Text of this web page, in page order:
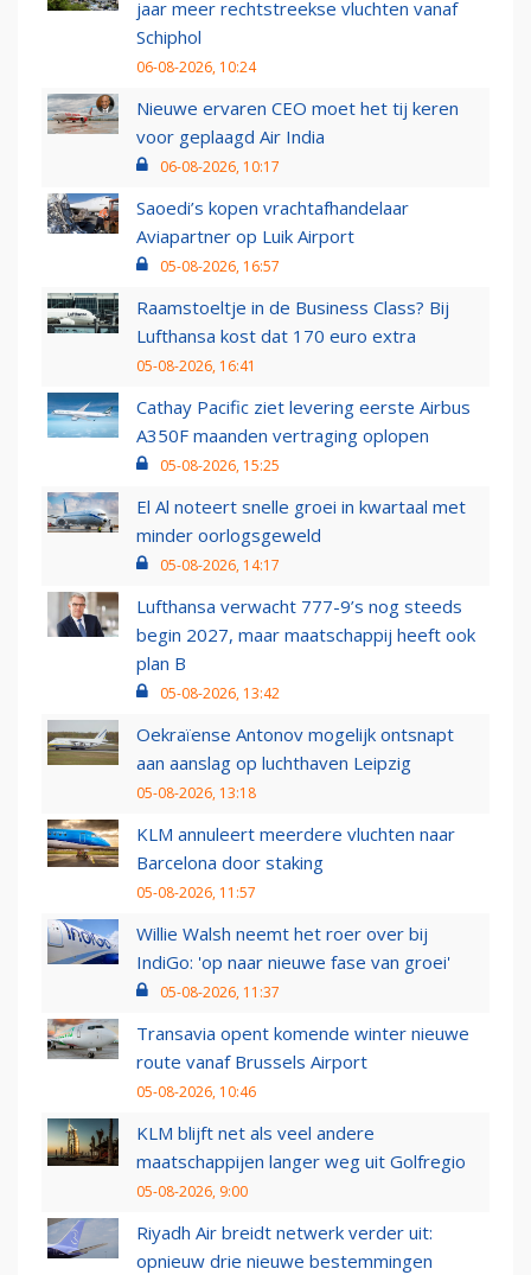
jaar meer rechtstreekse vluchten vanaf
Schiphol
06-08-2026, 10:24
Nieuwe ervaren CEO moet het tij keren
voor geplaagd Air India
06-08-2026, 10:17
Saoedi’s kopen vrachtafhandelaar
Aviapartner op Luik Airport
05-08-2026, 16:57
Raamstoeltje in de Business Class? Bij
Lufthansa kost dat 170 euro extra
05-08-2026, 16:41
Cathay Pacific ziet levering eerste Airbus
A350F maanden vertraging oplopen
05-08-2026, 15:25
El Al noteert snelle groei in kwartaal met
minder oorlogsgeweld
05-08-2026, 14:17
Lufthansa verwacht 777-9’s nog steeds
begin 2027, maar maatschappij heeft ook
plan B
05-08-2026, 13:42
Oekraïense Antonov mogelijk ontsnapt
aan aanslag op luchthaven Leipzig
05-08-2026, 13:18
KLM annuleert meerdere vluchten naar
Barcelona door staking
05-08-2026, 11:57
Willie Walsh neemt het roer over bij
IndiGo: 'op naar nieuwe fase van groei'
05-08-2026, 11:37
Transavia opent komende winter nieuwe
route vanaf Brussels Airport
05-08-2026, 10:46
KLM blijft net als veel andere
maatschappijen langer weg uit Golfregio
05-08-2026, 9:00
Riyadh Air breidt netwerk verder uit:
opnieuw drie nieuwe bestemmingen